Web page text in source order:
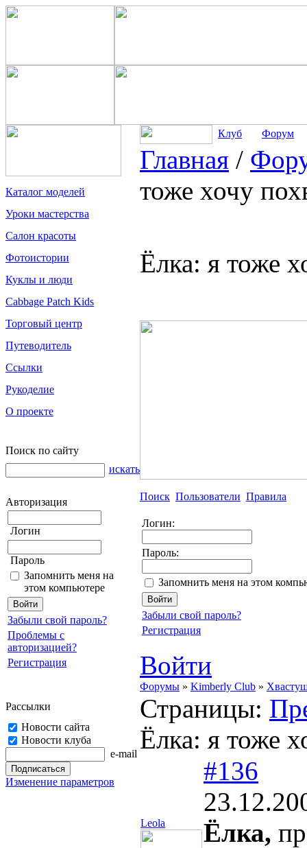
Каталог моделей
Уроки мастерства
Салон красоты
Фотоистории
Куклы и люди
Cabbage Patch Kids
Торговый центр
Путеводитель
Ссылки
Рукоделие
О проекте
Поиск по сайту
искать
Авторизация
Логин
Пароль
Запомнить меня на
этом компьютере
Забыли свой пароль?
Проблемы с
авторизацией?
Регистрация
Рассылки
Новости сайта
Новости клуба
e-mail
Изменение параметров
Клуб Форум
Главная /
тоже хочу
Ёлка: я тоже
Поиск Пользователи Правила
Логин:
Пароль:
Запомнить меня на этом
Забыли свой пароль?
Регистрация
Войти
Форумы » Kimberly Club »
Страницы:
Ёлка: я тоже
Leola
#136
Ёлка,